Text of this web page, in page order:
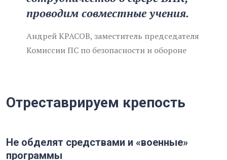
проводим совместные учения.
Андрей КРАСОВ, заместитель председателя
Комиссии ПС по безопасности и обороне
Отреставрируем крепость
Не обделят средствами и «военные»
программы